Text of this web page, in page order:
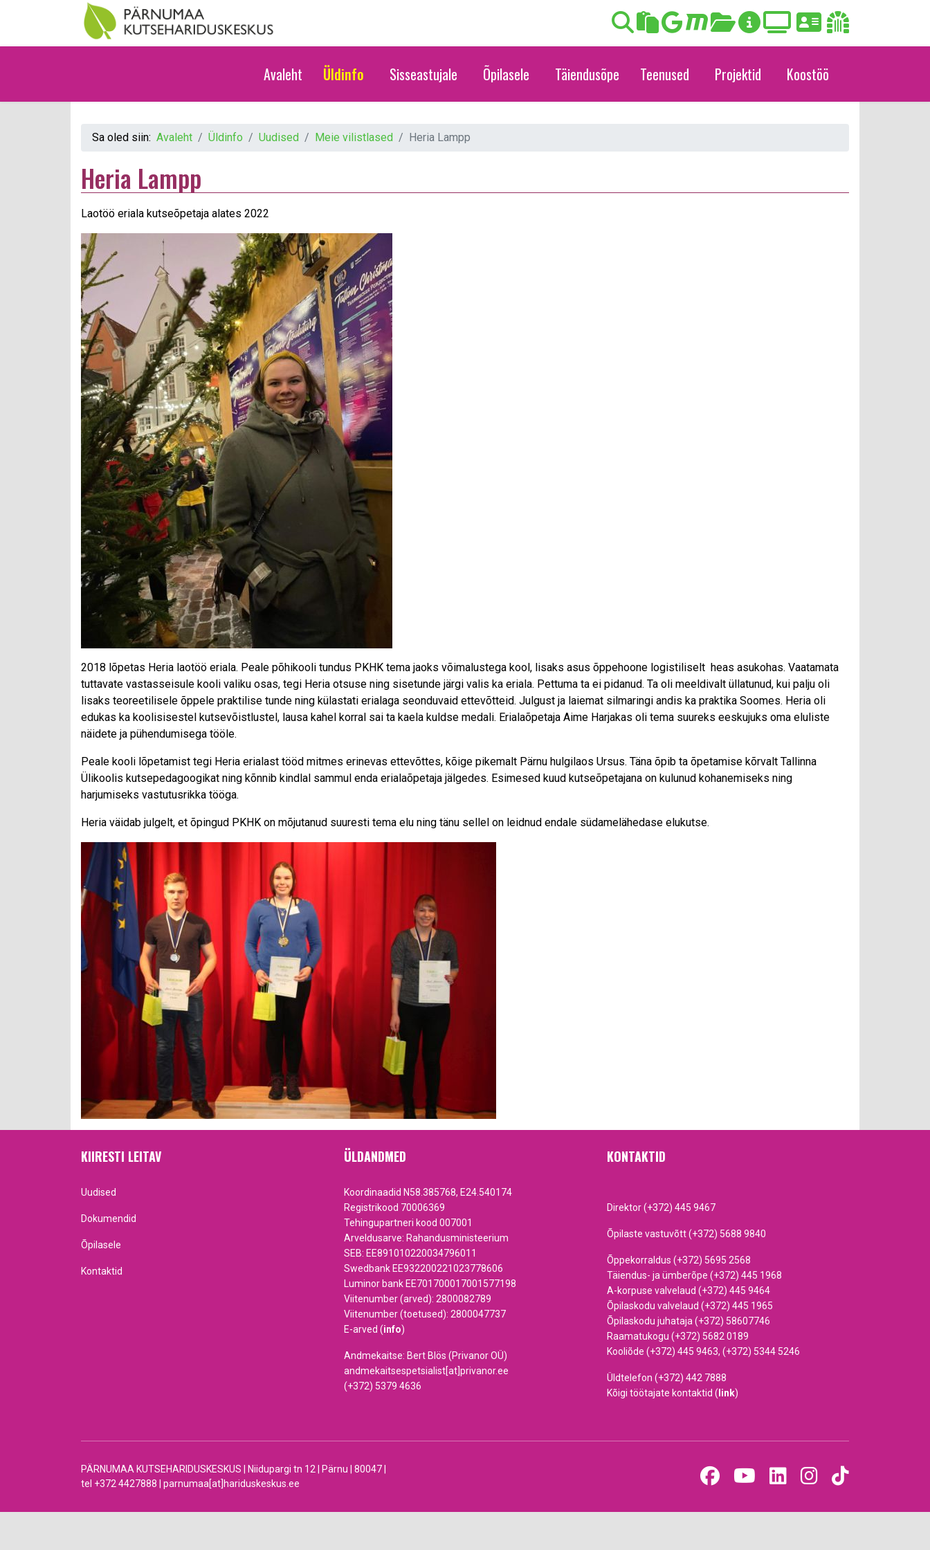
Avaleht Üldinfo Sisseastujale Õpilasele Täiendusõpe Teenused Projektid Koostöö
Sa oled siin: Avaleht Üldinfo Uudised Meie vilistlased Heria Lampp
Heria Lampp
Laotöö eriala kutseõpetaja alates 2022
2018 lõpetas Heria laotöö eriala. Peale põhikooli tundus PKHK tema jaoks võimalustega kool, lisaks asus õppehoone logistiliselt heas asukohas. Vaatamata
tuttavate vastasseisule kooli valiku osas, tegi Heria otsuse ning sisetunde järgi valis ka eriala. Pettuma ta ei pidanud. Ta oli meeldivalt üllatunud, kui palju oli
lisaks teoreetilisele õppele praktilise tunde ning külastati erialaga seonduvaid ettevõtteid. Julgust ja laiemat silmaringi andis ka praktika Soomes. Heria oli
edukas ka koolisisestel kutsevõistlustel, lausa kahel korral sai ta kaela kuldse medali. Erialaõpetaja Aime Harjakas oli tema suureks eeskujuks oma eluliste
näidete ja pühendumisega tööle.
Peale kooli lõpetamist tegi Heria erialast tööd mitmes erinevas ettevõttes, kõige pikemalt Pärnu hulgilaos Ursus. Täna õpib ta õpetamise kõrvalt Tallinna
Ülikoolis kutsepedagoogikat ning kõnnib kindlal sammul enda erialaõpetaja jälgedes. Esimesed kuud kutseõpetajana on kulunud kohanemiseks ning
harjumiseks vastutusrikka tööga.
Heria väidab julgelt, et õpingud PKHK on mõjutanud suuresti tema elu ning tänu sellel on leidnud endale südamelähedase elukutse.
KIIRESTI LEITAV
Uudised
Dokumendid
Õpilasele
Kontaktid
ÜLDANDMED
Koordinaadid N58.385768, E24.540174
Registrikood 70006369
Tehingupartneri kood 007001
Arveldusarve: Rahandusministeerium
SEB: EE891010220034796011
Swedbank EE932200221023778606
Luminor bank EE701700017001577198
Viitenumber (arved): 2800082789
Viitenumber (toetused): 2800047737
E-arved (info)
Andmekaitse: Bert Blös (Privanor OÜ)
andmekaitsespetsialist[at]privanor.ee
(+372) 5379 4636
KONTAKTID
Direktor (+372) 445 9467
Õpilaste vastuvõtt (+372) 5688 9840
Õppekorraldus (+372) 5695 2568
Täiendus- ja ümberõpe (+372) 445 1968
A-korpuse valvelaud (+372) 445 9464
Õpilaskodu valvelaud (+372) 445 1965
Õpilaskodu juhataja (+372) 58607746
Raamatukogu (+372) 5682 0189
Kooliõde (+372) 445 9463, (+372) 5344 5246
Üldtelefon (+372) 442 7888
Kõigi töötajate kontaktid ( link)
PÄRNUMAA KUTSEHARIDUSKESKUS | Niidupargi tn 12 | Pärnu | 80047 |
tel +372 4427888 | parnumaa[at]hariduskeskus.ee